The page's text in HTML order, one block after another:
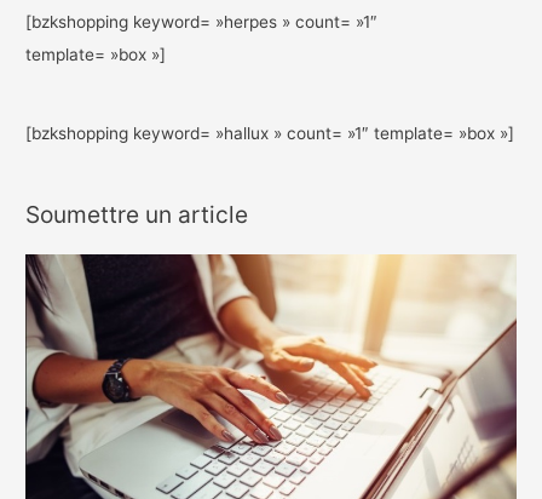
[bzkshopping keyword= »herpes » count= »1″
template= »box »]
[bzkshopping keyword= »hallux » count= »1″ template= »box »]
Soumettre un article